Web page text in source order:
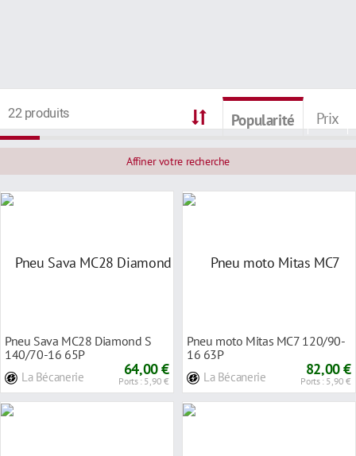
22 produits Popularité Prix
Affiner votre recherche
Pneu Sava MC28 Diamond S
140/70-16 65P
La Bécanerie 64,00 €
Ports : 5,90 €
Pneu moto Mitas MC7 120/90-
16 63P
La Bécanerie 82,00 €
Ports : 5,90 €